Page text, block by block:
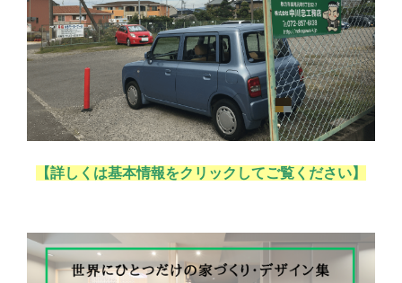
【詳しくは基本情報をクリックしてご覧ください】